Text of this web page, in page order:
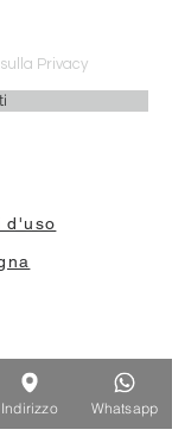
Privacy
d'uso
Indirizzo Whatsapp